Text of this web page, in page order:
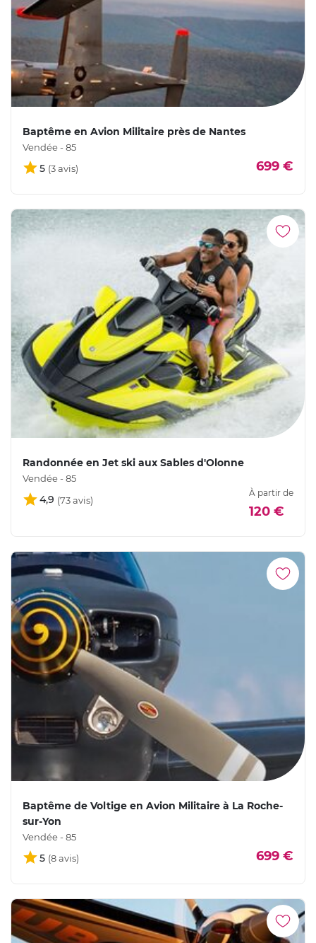
Baptême en Avion Militaire près de Nantes
Vendée - 85
5 699 €
Randonnée en Jet ski aux Sables d'Olonne
Vendée - 85
4,9
À partir de
120 €
Baptême de Voltige en Avion Militaire à La Roche-
sur-Yon
Vendée - 85
5 699 €